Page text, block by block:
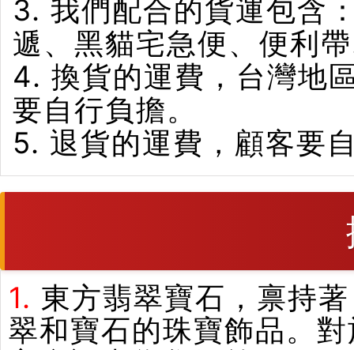
3. 我們配合的貨運包含
遞、黑貓宅急便、便利
4. 換貨的運費，台灣地
要自行負擔。
5. 退貨的運費，顧客要
1. 東方翡翠寶石，禀持
翠和寶石的珠寶飾品。